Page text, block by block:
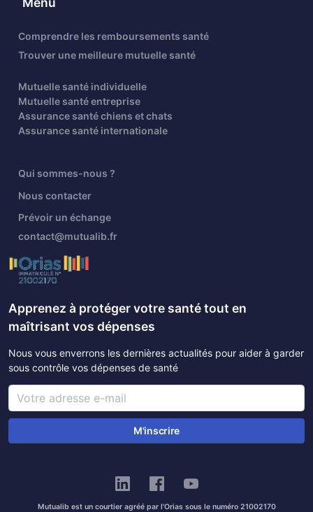
Comprendre les remboursements santé
Trouver une meilleure mutuelle santé
Mutuelle santé individuelle
Mutuelle santé entreprise
Assurance santé chiens et chats
Assurance santé internationale
Qui sommes-nous ?
Nous contacter
Prévoir un échange
contact@mutualib.fr
Apprenez à protéger votre santé tout en
maîtrisant vos dépenses
Nous vous enverrons les dernières actualités pour aider à garder
sous contrôle vos dépenses de santé
M'inscrire
Mutualib est un courtier agréé par l'Orias sous le numéro 21002170